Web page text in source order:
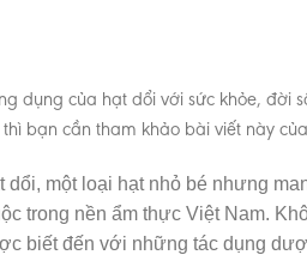
dụng của hạt dổi với sức khỏe, đời
bạn cần tham khảo bài viết này của
dổi, một loại hạt nhỏ bé nhưng
trong nền ẩm thực Việt Nam.
biết đến với những tác dụng